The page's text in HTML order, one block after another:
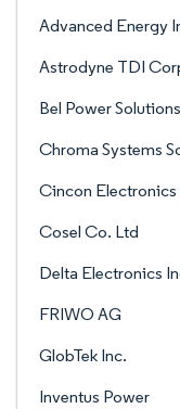
Advanced Energy
Astrodyne TDI
Bel Power
Chroma Systems
Cincon Electronics
Cosel Co. Ltd
Delta Electronics
FRIWO AG
GlobTek Inc.
Inventus Power